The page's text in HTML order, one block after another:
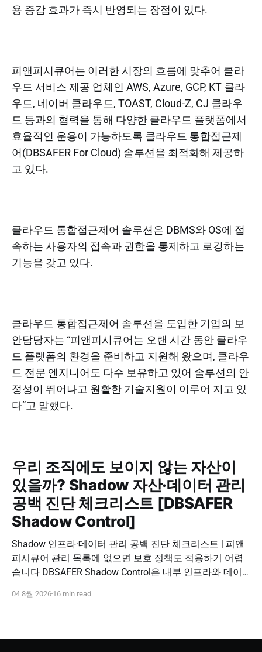
용 증감 효과가 즉시 반영되는 장점이 있다.
피앤피시큐어는 이러한 시장의 흐름에 맞추어 클라
우드 서비스 제공 업체인 AWS, Azure, GCP, KT 클라
우드, 네이버 클라우드, TOAST, Cloud-Z, CJ 클라우
드 등과의 협력을 통해 다양한 클라우드 플랫폼에서
효율적인 운용이 가능하도록 클라우드 통합접근제
어(DBSAFER For Cloud) 솔루션을 최적화해 제공하
고 있다.
클라우드 통합접근제어 솔루션은 DBMS와 OS에 접
속하는 사용자의 접속과 권한을 통제하고 로깅하는
기능을 갖고 있다.
클라우드 통합접근제어 솔루션을 도입한 기업의 보
안담당자는 “피앤피시큐어는 오랜 시간 동안 클라우
드 플랫폼의 환경을 준비하고 지원해 왔으며, 클라우
드 전문 엔지니어도 다수 보유하고 있어 솔루션의 안
정성이 뛰어나고 원활한 기술지원이 이루어 지고 있
다”고 말했다.
우리 조직에도 보이지 않는 자산이
있을까? Shadow 자산·데이터 관리
공백 진단 체크리스트 [DBSAFER
Shadow Control]
Shadow 인프라·데이터 관리 공백 진단 체크리스트 | 피앤
피시큐어 관리 목록에 없으면 보호 정책도 적용하기 어렵
습니다 DBSAFER Shadow Control은 내부 인프라와 데이
나의 보안 운영 흐름으로 제공합니다. DBSAFER Shadow
04 8월 2026 16 min read